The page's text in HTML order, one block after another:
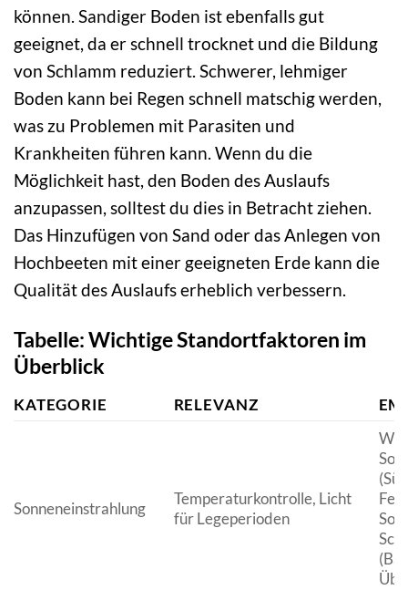
können. Sandiger Boden ist ebenfalls gut
geeignet, da er schnell trocknet und die Bildung
von Schlamm reduziert. Schwerer, lehmiger
Boden kann bei Regen schnell matschig werden,
was zu Problemen mit Parasiten und
Krankheiten führen kann. Wenn du die
Möglichkeit hast, den Boden des Auslaufs
anzupassen, solltest du dies in Betracht ziehen.
Das Hinzufügen von Sand oder das Anlegen von
Hochbeeten mit einer geeigneten Erde kann die
Qualität des Auslaufs erheblich verbessern.
Tabelle: Wichtige Standortfaktoren im
Überblick
KATEGORIE RELEVANZ
Sonneneinstrahlung
Temperaturkontrolle, Licht
für Legeperioden